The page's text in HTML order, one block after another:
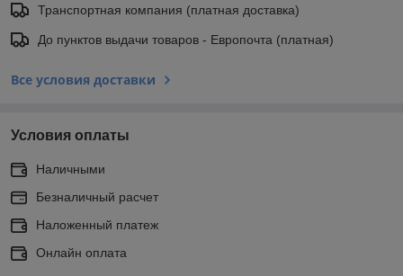
Транспортная компания (платная доставка)
До пунктов выдачи товаров - Европочта (платная)
Все условия доставки
Условия оплаты
Наличными
Безналичный расчет
Наложенный платеж
Онлайн оплата